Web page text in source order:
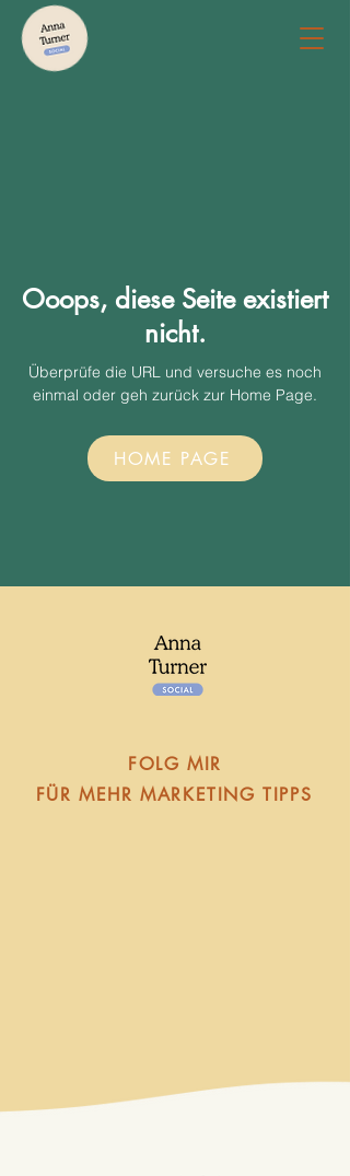
Ooops, diese Seite existiert
nicht.
Überprüfe die URL und versuche es noch
einmal oder geh zurück zur Home Page.
HOME PAGE
FOLG MIR
FÜR MEHR MARKETING TIPPS